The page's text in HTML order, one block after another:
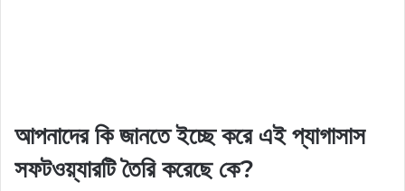
আপনাদের কি জানতে ইচ্ছে করে এই প্যাগাসাস
সফটওয়্যারটি তৈরি করেছে কে?